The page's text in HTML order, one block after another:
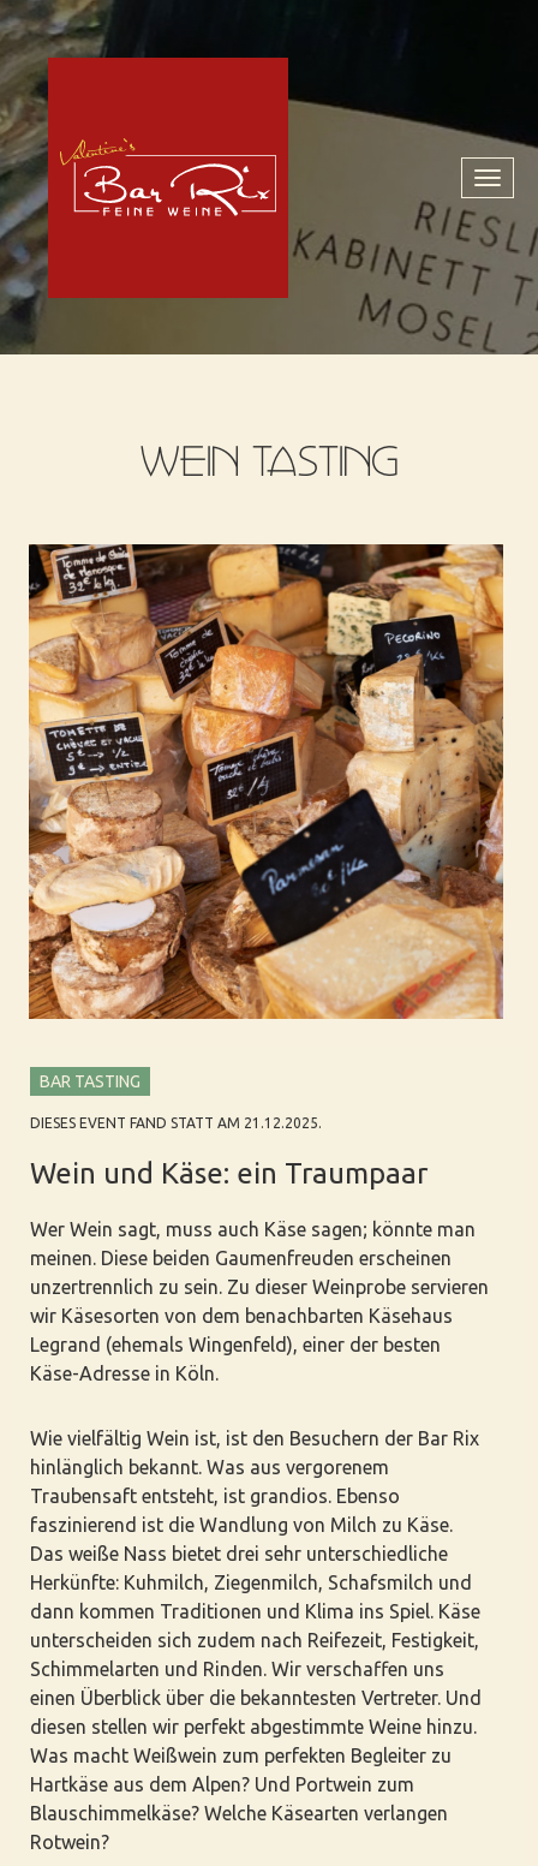
Toggle
WEIN TASTING
BAR TASTING
DIESES EVENT FAND STATT AM 21.12.2025.
Wein und Käse: ein Traumpaar
Wer Wein sagt, muss auch Käse sagen; könnte man
meinen. Diese beiden Gaumenfreuden erscheinen
unzertrennlich zu sein. Zu dieser Weinprobe servieren
wir Käsesorten von dem benachbarten Käsehaus
Legrand (ehemals Wingenfeld), einer der besten
Käse-Adresse in Köln.
Wie vielfältig Wein ist, ist den Besuchern der Bar Rix
hinlänglich bekannt. Was aus vergorenem
Traubensaft entsteht, ist grandios. Ebenso
faszinierend ist die Wandlung von Milch zu Käse.
Das weiße Nass bietet drei sehr unterschiedliche
Herkünfte: Kuhmilch, Ziegenmilch, Schafsmilch und
dann kommen Traditionen und Klima ins Spiel. Käse
unterscheiden sich zudem nach Reifezeit, Festigkeit,
Schimmelarten und Rinden. Wir verschaffen uns
einen Überblick über die bekanntesten Vertreter. Und
diesen stellen wir perfekt abgestimmte Weine hinzu.
Was macht Weißwein zum perfekten Begleiter zu
Hartkäse aus dem Alpen? Und Portwein zum
Blauschimmelkäse? Welche Käsearten verlangen
Rotwein?